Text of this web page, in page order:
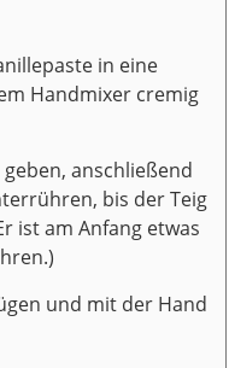
in eine
Handmixer cremig
anschließend
bis der Teig
ist am Anfang etwas
und mit der Hand